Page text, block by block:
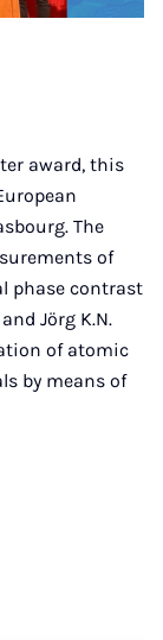
award, this
The
of
phase contrast
Jörg K.N.
of atomic
by means of